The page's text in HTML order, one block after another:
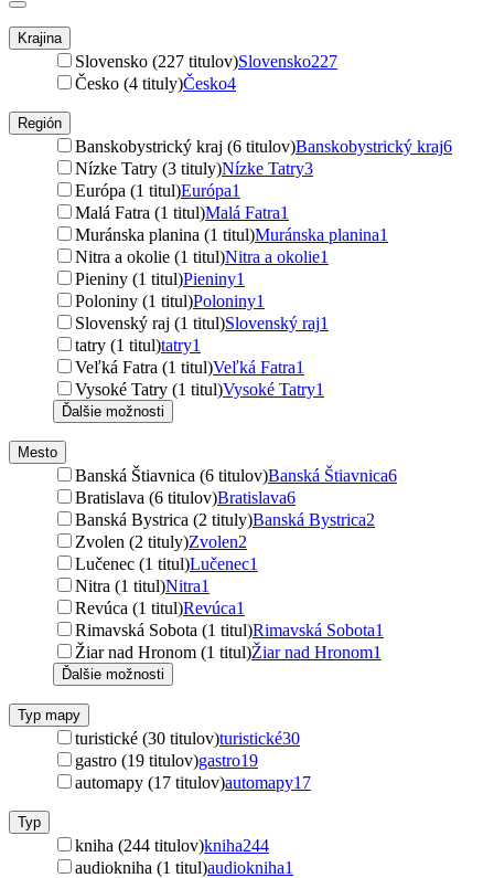
Krajina
Slovensko (227 titulov)Slovensko227
Česko (4 tituly)Česko4
Región
Banskobystrický kraj (6 titulov)Banskobystrický kraj6
Nízke Tatry (3 tituly)Nízke Tatry3
Európa (1 titul)Európa1
Malá Fatra (1 titul)Malá Fatra1
Muránska planina (1 titul)Muránska planina1
Nitra a okolie (1 titul)Nitra a okolie1
Pieniny (1 titul)Pieniny1
Poloniny (1 titul)Poloniny1
Slovenský raj (1 titul)Slovenský raj1
tatry (1 titul)tatry1
Veľká Fatra (1 titul)Veľká Fatra1
Vysoké Tatry (1 titul)Vysoké Tatry1
Ďalšie možnosti
Mesto
Banská Štiavnica (6 titulov)Banská Štiavnica6
Bratislava (6 titulov)Bratislava6
Banská Bystrica (2 tituly)Banská Bystrica2
Zvolen (2 tituly)Zvolen2
Lučenec (1 titul)Lučenec1
Nitra (1 titul)Nitra1
Revúca (1 titul)Revúca1
Rimavská Sobota (1 titul)Rimavská Sobota1
Žiar nad Hronom (1 titul)Žiar nad Hronom1
Ďalšie možnosti
Typ mapy
turistické (30 titulov)turistické30
gastro (19 titulov)gastro19
automapy (17 titulov)automapy17
Typ
kniha (244 titulov)kniha244
audiokniha (1 titul)audiokniha1